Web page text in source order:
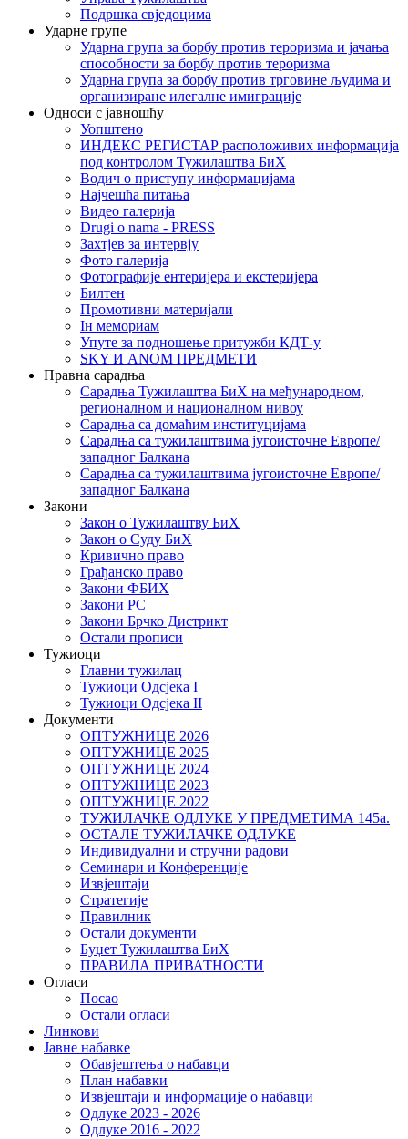
Подршка свједоцима
Ударне групе
Ударна група за борбу против тероризма и јачања
способности за борбу против тероризма
Ударна група за борбу против трговине људима и
организиране илегалне имиграције
Односи с јавношћу
Уопштено
ИНДЕКС РЕГИСТАР расположивих информација
под контролом Тужилаштва БиХ
Водич о приступу информацијама
Најчешћа питања
Видео галерија
Drugi o nama - PRESS
Захтјев за интервју
Фото галерија
Фотографије ентеријера и екстеријера
Билтен
Промотивни материјали
Iн мемориам
Упуте за подношење притужби КДТ-у
SKY И ANOM ПРЕДМЕТИ
Правна сарадња
Сарадња Тужилаштва БиХ на међународном,
регионалном и националном нивоу
Сарадња са домаћим институцијама
Сарадња са тужилаштвима југоисточне Европе/
западног Балкана
Сарадња са тужилаштвима југоисточне Европе/
западног Балкана
Закони
Закон о Тужилаштву БиХ
Закон о Суду БиХ
Кривично право
Грађанско право
Закони ФБИХ
Закони РС
Закони Брчко Дистрикт
Остали прописи
Тужиоци
Главни тужилац
Тужиоци Oдсјекa I
Тужиоци Oдсјекa II
Документи
ОПТУЖНИЦЕ 2026
ОПТУЖНИЦЕ 2025
ОПТУЖНИЦЕ 2024
ОПТУЖНИЦЕ 2023
ОПТУЖНИЦЕ 2022
ТУЖИЛАЧКЕ ОДЛУКЕ У ПРЕДМЕТИМА 145а.
ОСТАЛЕ ТУЖИЛАЧКЕ ОДЛУКЕ
Индивидуални и стручни радови
Семинари и Конференције
Извјештаји
Стратегије
Правилник
Остали документи
Буџет Тужилаштва БиХ
ПРАВИЛА ПРИВАТНОСТИ
Огласи
Посао
Остали огласи
Линкови
Јавне набавке
Обавјештења о набавци
План набавки
Извјештаји и информације о набавци
Одлуке 2023 - 2026
Одлуке 2016 - 2022